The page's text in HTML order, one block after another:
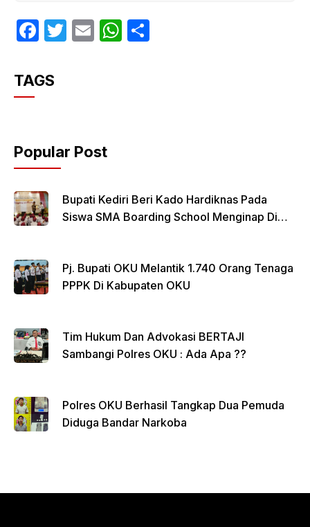
F
c
o
o
k
T
E
W
TAGS
Popular Post
Bupati Kediri Beri Kado Hardiknas Pada
Siswa SMA Boarding School Menginap Di
Pj. Bupati OKU Melantik 1.740 Orang Tenaga
PPPK Di Kabupaten OKU
Tim Hukum Dan Advokasi BERTAJI
Sambangi Polres OKU : Ada Apa ??
Polres OKU Berhasil Tangkap Dua Pemuda
Diduga Bandar Narkoba